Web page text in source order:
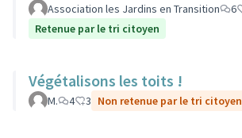
Association les Jardins en Transition 6
Retenue par le tri citoyen
Végétalisons les toits !
M. 4 3 Non retenue par le tri citoyen